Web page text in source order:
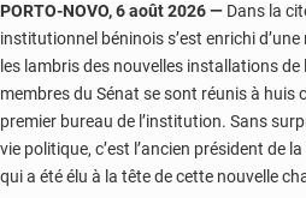
PORTO-NOVO, 6 août 2026 — Dans la
institutionnel béninois s’est enrichi
les lambris des nouvelles installations
membres du Sénat se sont réunis à huis
premier bureau de l’institution. Sans
vie politique, c’est l’ancien président de
qui a été élu à la tête de cette nouvelle